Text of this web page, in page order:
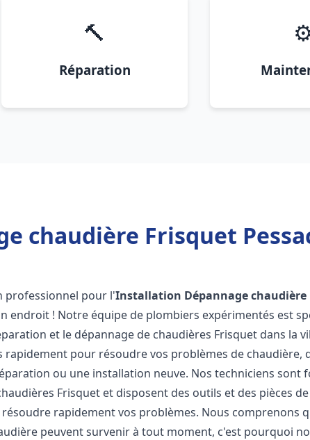
🔨
Réparation
chaudière Frisquet
professionnel pour l'Installation Dépannage chaudière
endroit ! Notre équipe de plombiers expérimentés est
et le dépannage de chaudières Frisquet dans la
rapidement pour résoudre vos problèmes de chaudière,
ou une installation neuve. Nos techniciens sont
Frisquet et disposent des outils et des pièces
rapidement vos problèmes. Nous comprenons
peuvent survenir à tout moment, c'est pourquoi